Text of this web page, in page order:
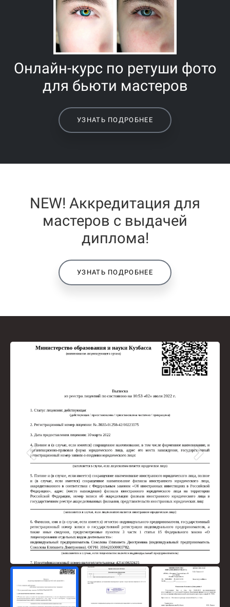
Онлайн-курс по ретуши фото
для бьюти мастеров
УЗНАТЬ ПОДРОБНЕЕ
NEW! Аккредитация для
мастеров с выдачей
диплома!
УЗНАТЬ ПОДРОБНЕЕ